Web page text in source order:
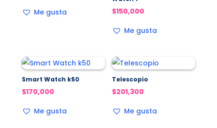
Me gusta
$150,000
Me gusta
Smart Watch k50
$170,000
Me gusta
Telescopio
$201,300
Me gusta